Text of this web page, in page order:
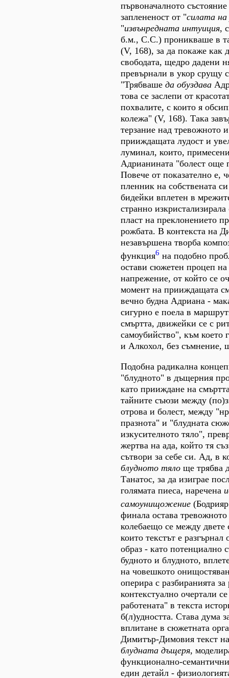
първоначалното
заплененост от "силата
"извънредната интуиция,
б.м., С.С.) проникваше в
(V, 168), за да покаже как
свободата, щедро дадени
превърнали в укор срущу
"Трябваше да обуздава
това се заслепи от
похвалите, с които я
колежа" (V, 168). Така
терзание над тревожното
прииждащата лудост и
луминал, които,
Адрианината "болест още
Повече от показателно е,
пленник на собствената
бидейки вплетен в
странно
пласт на преклонението
рожбата. В контекста на
незавършена творба
функция6 на подобно
остави сюжетен процеп на
напрежение, от който се
момент на прииждащата
вечно будна Адриана -
сигурно е поела в
смъртта, движейки се с
самоубийство", към което
и Алкохол, без съмнение,
Подобна радикална
"блудното" в дъщерния
като прииждане на
тайните съюзи между
отрова и болест, между
празнота" и "блудната
изкусителното тяло",
жертва на ада, който тя
сътвори за себе си. Ад, в
блудното тяло ще трябва
Танатос, за да изиграе
голямата пиеса, наречена
самоунищожение
финала остава
колебаещо се между двете
които текстът е
образ - като потенциално
будното и блудното,
на човешкото
оперира с разбиранията
контекстуално очертали
работената" в текста
б(л)удността. Става дума
вплитане в сюжетната
Димитър-Димовия текст
блудната дъщеря,
функционално-
един детайл -